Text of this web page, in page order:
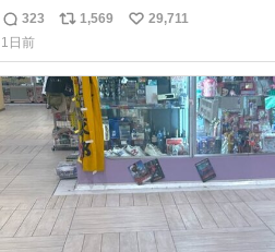
返
信
数
323
リ
ス
ト
数
1,569
い
ね
数
29,711
1日前